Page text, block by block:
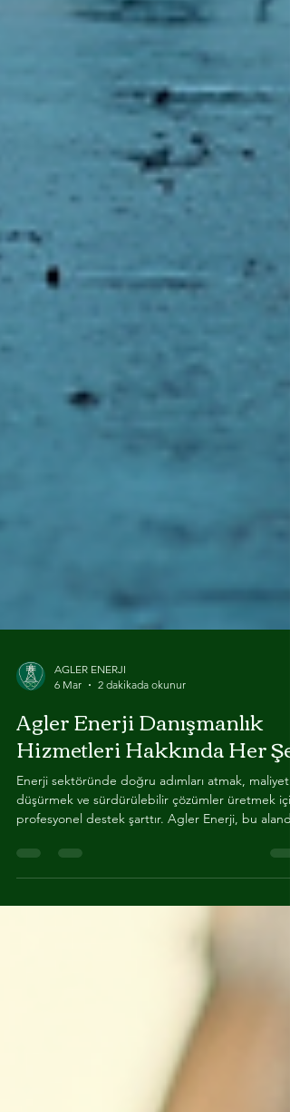
AGLER ENERJI
6 Mar
2 dakikada okunur
Agler Enerji Danışmanlık
Hizmetleri Hakkında Her Şey
Enerji sektöründe doğru adımları atmak,
profesyonel destek şarttır. Agler Enerji, bu alanda
sunduğu danışmanlık hizmetleriyle fark yaratıyor.
yönetimi, sadece faturaları azaltmakla kalmaz.
zamanda çevresel etkileri minimize eder ve